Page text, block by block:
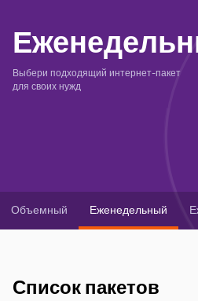
akart
Присоединяйся к Azercell
Кампании
Выбери подходящий интернет-пакет
для своих нужд
Объемный Еженедельный
Список пакетов